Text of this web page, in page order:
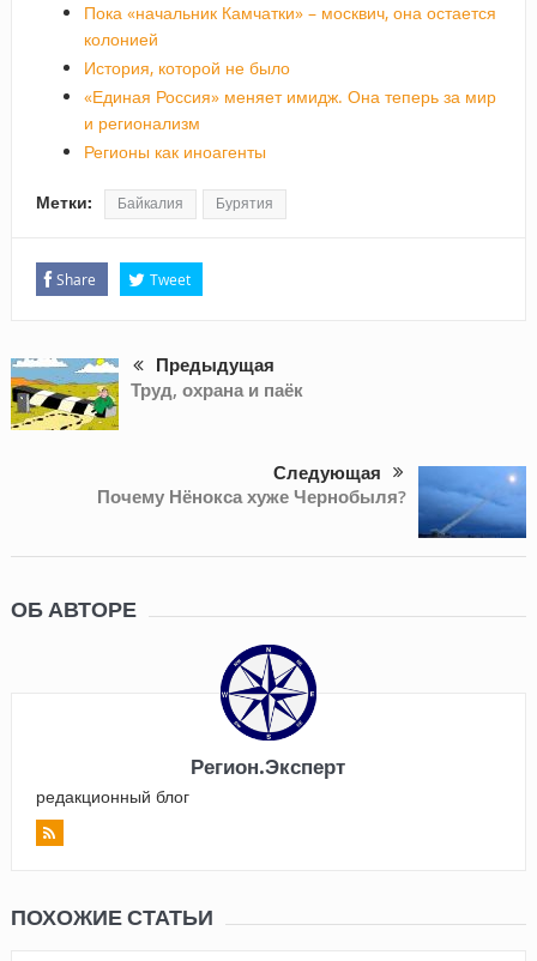
Пока «начальник Камчатки» – москвич, она остается
колонией
История, которой не было
«Единая Россия» меняет имидж. Она теперь за мир
и регионализм
Регионы как иноагенты
Метки: Байкалия Бурятия
Share Tweet
Предыдущая
Труд, охрана и паёк
Следующая
Почему Нёнокса хуже Чернобыля?
ОБ АВТОРЕ
Регион.Эксперт
редакционный блог
ПОХОЖИЕ СТАТЬИ